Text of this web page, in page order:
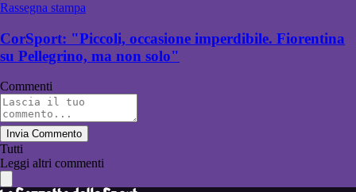
Rassegna stampa
CorSport: "Piccoli, occasione imperdibile. Fiorentina
su Pellegrino, ma non solo"
Commenti
Invia Commento
Tutti
Leggi altri commenti